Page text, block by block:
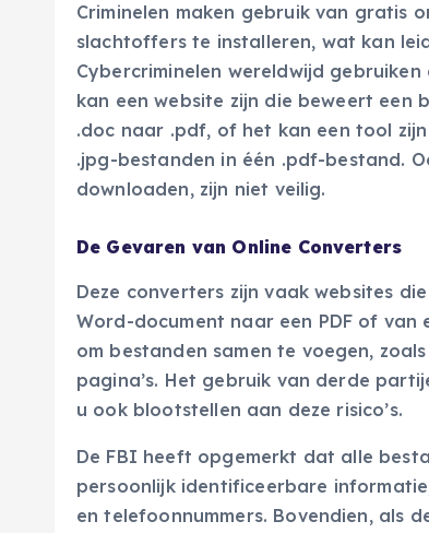
Criminelen maken gebruik van gratis
slachtoffers te installeren, wat kan
Cybercriminelen wereldwijd
kan een website zijn die beweert
.doc naar .pdf, of het kan een tool
.jpg-bestanden in één .pdf-bestand.
downloaden, zijn niet veilig.
De Gevaren van Online Converters
Deze converters zijn vaak websites
Word-document naar een PDF of van
om bestanden samen te voegen,
pagina’s. Het gebruik van derde
u ook blootstellen aan deze risico’s.
De FBI heeft opgemerkt dat alle
persoonlijk identificeerbare
en telefoonnummers. Bovendien, als